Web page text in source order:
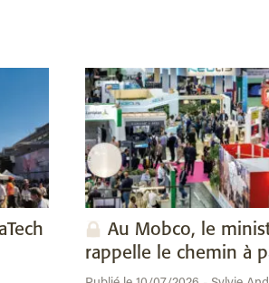
Au Mobco, le
rappelle le chemin à